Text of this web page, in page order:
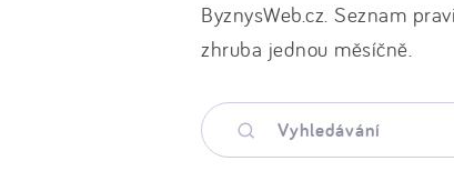
ByznysWeb.cz. Seznam
zhruba jednou měsíčně.